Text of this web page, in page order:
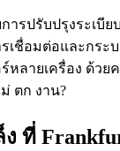
บการปรับปรุงระ
เชื่อมต่อและกร
ร์หลายเครื่อง ด้
ม่ ตก งาน?
ง ที่